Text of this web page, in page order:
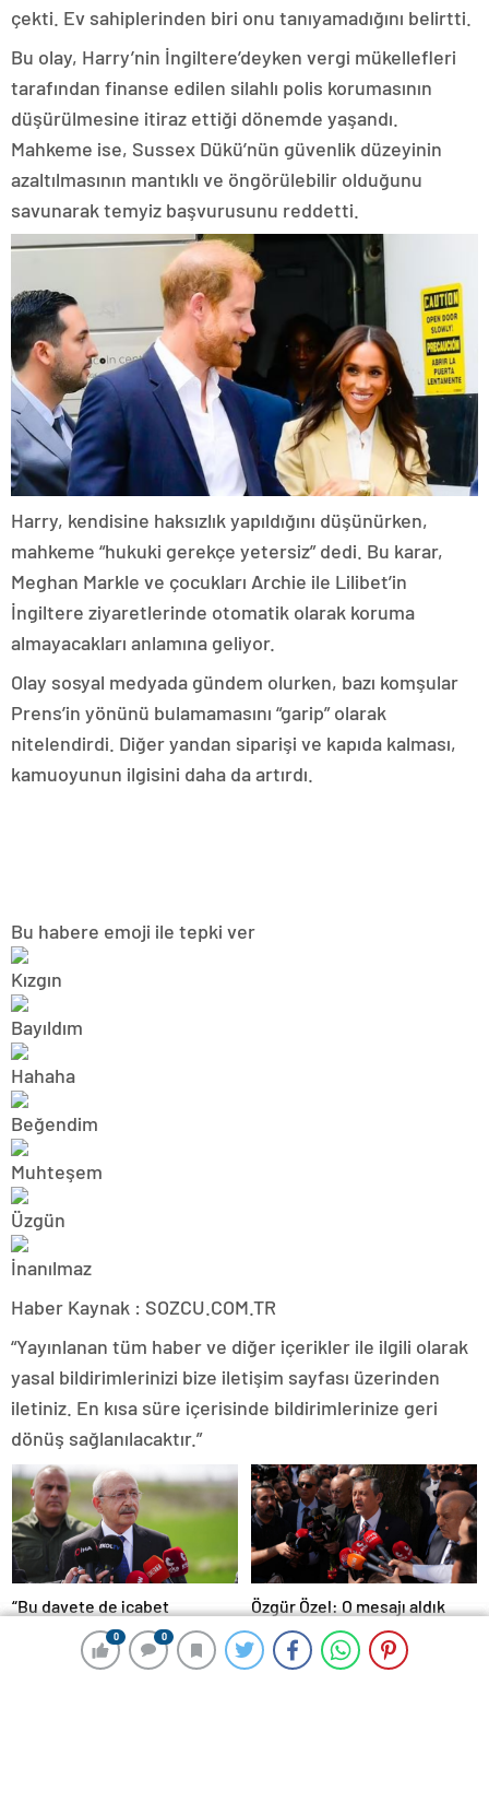
0 0
0 0
0 0
çekti. Ev sahiplerinden biri onu tanıyamadığını belirtti.
Bu olay, Harry’nin İngiltere’deyken vergi mükellefleri
tarafından finanse edilen silahlı polis korumasının
düşürülmesine itiraz ettiği dönemde yaşandı.
Mahkeme ise, Sussex Dükü’nün güvenlik düzeyinin
azaltılmasının mantıklı ve öngörülebilir olduğunu
savunarak temyiz başvurusunu reddetti.
Harry, kendisine haksızlık yapıldığını düşünürken,
mahkeme “hukuki gerekçe yetersiz” dedi. Bu karar,
Meghan Markle ve çocukları Archie ile Lilibet’in
İngiltere ziyaretlerinde otomatik olarak koruma
almayacakları anlamına geliyor.
Olay sosyal medyada gündem olurken, bazı komşular
Prens’in yönünü bulamamasını “garip” olarak
nitelendirdi. Diğer yandan siparişi ve kapıda kalması,
kamuoyunun ilgisini daha da artırdı.
Bu habere emoji ile tepki ver
Haber Kaynak : SOZCU.COM.TR
“Yayınlanan tüm haber ve diğer içerikler ile ilgili olarak
yasal bildirimlerinizi bize iletişim sayfası üzerinden
iletiniz. En kısa süre içerisinde bildirimlerinize geri
dönüş sağlanılacaktır.”
“Bu davete de icabet
etmeyeceğim”
Özgür Özel: O mesajı aldık
pazar günü ve ‘hayır’ diyoruz